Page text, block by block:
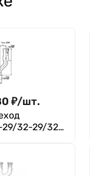
₽/шт.
29/32-29/32